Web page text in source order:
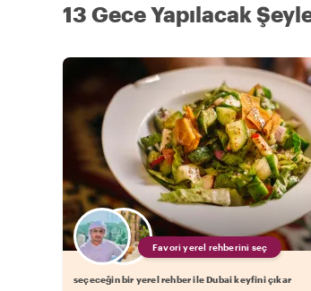
13 Gece Yapılacak
Favori yerel rehberini seç
seçeceğin bir yerel rehber ile Dubai keyfini çıkar